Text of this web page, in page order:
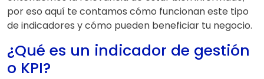
por eso aquí te contamos cómo funcionan este tipo
de indicadores y cómo pueden beneficiar tu negocio.
¿Qué es un indicador de gestión
o KPI?